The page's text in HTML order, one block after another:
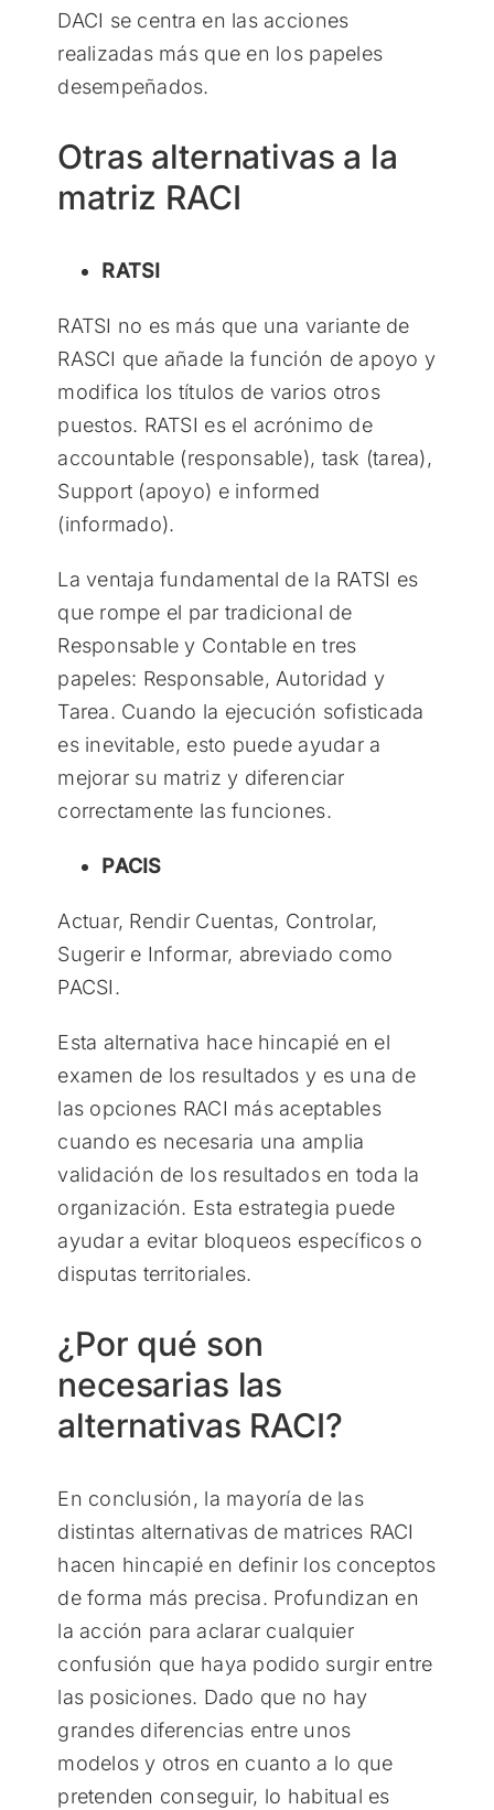
DACI se centra en las acciones
realizadas más que en los papeles
desempeñados.
Otras alternativas a la
matriz RACI
RATSI
RATSI no es más que una variante de
RASCI que añade la función de apoyo y
modifica los títulos de varios otros
puestos. RATSI es el acrónimo de
accountable (responsable), task (tarea),
Support (apoyo) e informed
(informado).
La ventaja fundamental de la RATSI es
que rompe el par tradicional de
Responsable y Contable en tres
papeles: Responsable, Autoridad y
Tarea. Cuando la ejecución sofisticada
es inevitable, esto puede ayudar a
mejorar su matriz y diferenciar
correctamente las funciones.
PACIS
Actuar, Rendir Cuentas, Controlar,
Sugerir e Informar, abreviado como
PACSI.
Esta alternativa hace hincapié en el
examen de los resultados y es una de
las opciones RACI más aceptables
cuando es necesaria una amplia
validación de los resultados en toda la
organización. Esta estrategia puede
ayudar a evitar bloqueos específicos o
disputas territoriales.
¿Por qué son
necesarias las
alternativas RACI?
En conclusión, la mayoría de las
distintas alternativas de matrices RACI
hacen hincapié en definir los conceptos
de forma más precisa. Profundizan en
la acción para aclarar cualquier
confusión que haya podido surgir entre
las posiciones. Dado que no hay
grandes diferencias entre unos
modelos y otros en cuanto a lo que
pretenden conseguir, lo habitual es